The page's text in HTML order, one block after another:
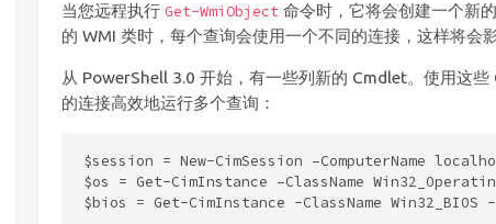
当您远程执行 Get-WmiObject命令时，它将会创建一个新
的 WMI 类时，每个查询会使用一个不同的连接，这样将会
从 PowerShell 3.0 开始，有一些列新的 Cmdlet。使用这
的连接高效地运行多个查询：
$session = New-CimSession –ComputerName
$os = Get-CimInstance –ClassName